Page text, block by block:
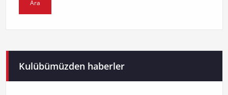
Kulübümüzden haberler